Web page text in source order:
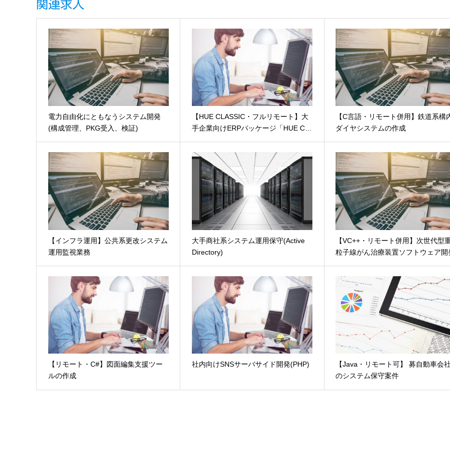
関連求人
電力自由化にともなうシステム開発
(構成管理、PKG受入、検証)
【HUE CLASSIC・フルリモート】大
手企業向けERPパッケージ「HUE C…
【C言語・リモート併用】鉄道系構
ダイヤシステムの作成
【インフラ運用】公共系更改システム
運用監視業務
大手商社系システム運用保守(Active
Directory)
【VC++・リモート併用】次世代型
粒子線がん治療装置ソフトウェア開
【リモート・C#】図面編集支援ツー
ルの作成
社内向けSNSサーバサイド開発(PHP)
【Java・リモート可】 募自動車会
のシステム保守案件